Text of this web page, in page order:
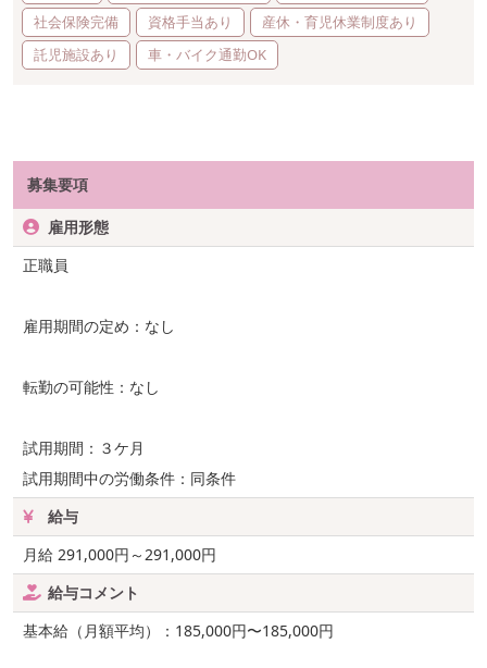
社会保険完備
資格手当あり
産休・育児休業制度あり
託児施設あり
車・バイク通勤OK
募集要項
雇用形態
正職員
雇用期間の定め：なし
転勤の可能性：なし
試用期間：３ケ月
試用期間中の労働条件：同条件
給与
月給 291,000円～291,000円
給与コメント
基本給（月額平均）：185,000円〜185,000円